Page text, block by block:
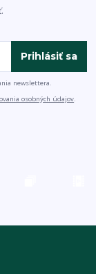
Prihlásiť sa
newslettera.
osobných údajov.